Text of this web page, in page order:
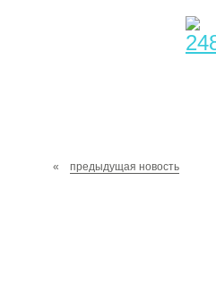
« предыдущая новость